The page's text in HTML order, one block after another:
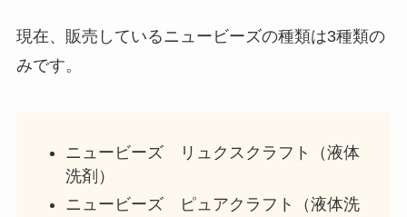
現在、販売しているニュービーズの種類は3種類の
みです。
ニュービーズ リュクスクラフト（液体
洗剤）
ニュービーズ ピュアクラフト（液体洗